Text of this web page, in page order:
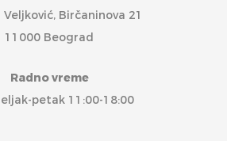
Veljković, Birčaninova 21
11000 Beograd
Radno vreme
petak 11:00-18:00